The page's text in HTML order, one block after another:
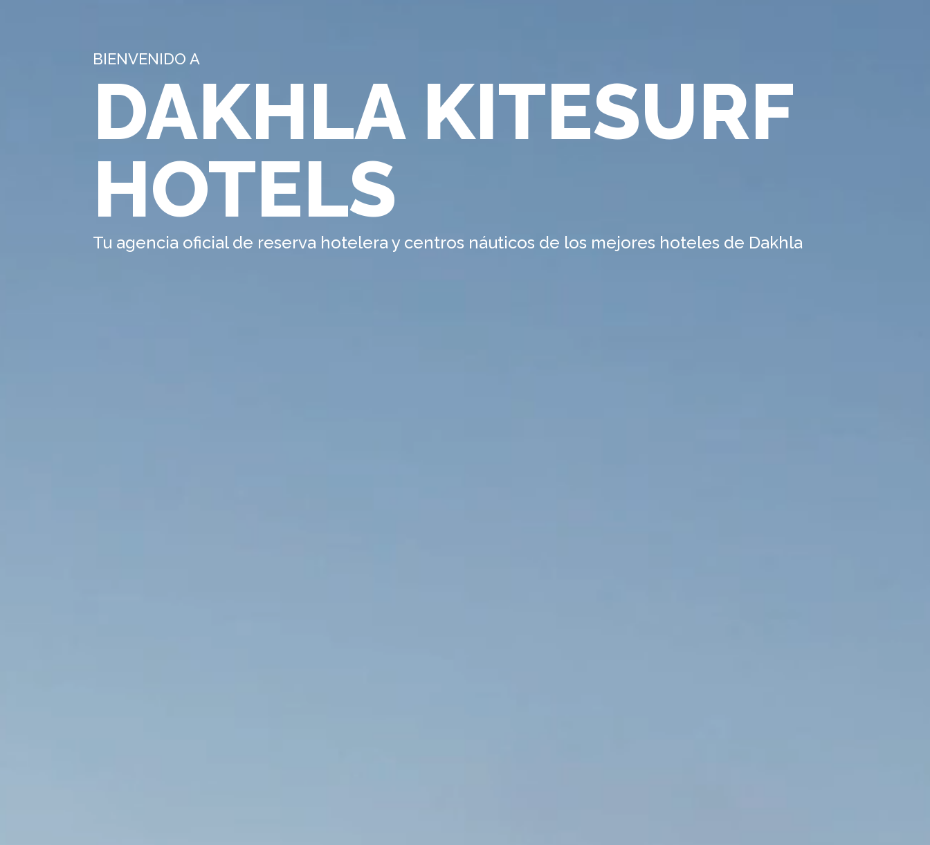
BIENVENIDO A
DAKHLA KITESURF
HOTELS
Tu agencia oficial de reserva hotelera y centros náuticos de los mejores hoteles de Dakhla